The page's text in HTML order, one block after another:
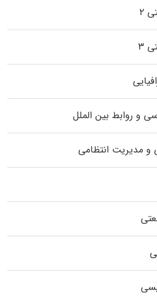
۲
۳
و روابط بین الملل
و مدیریت انتظامی